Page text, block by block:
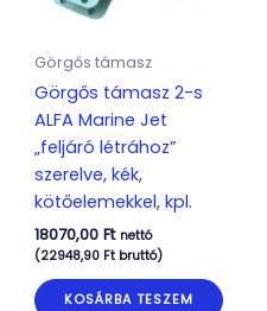
Görgős támasz
Görgős támasz 2-s
ALFA Marine Jet
„feljáró létrához”
szerelve, kék,
kötőelemekkel, kpl.
18070,00 Ft nettó
(22948,90 Ftbruttó)
KOSÁRBA TESZEM